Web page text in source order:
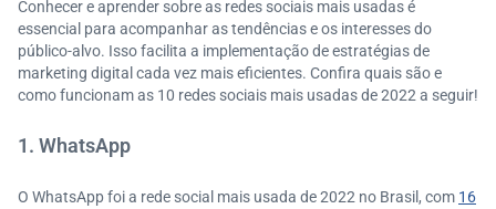
Conhecer e aprender sobre as redes sociais mais usadas é
essencial para acompanhar as tendências e os interesses do
público-alvo. Isso facilita a implementação de estratégias de
marketing digital cada vez mais eficientes. Confira quais são e
como funcionam as 10 redes sociais mais usadas de 2022 a seguir!
1. WhatsApp
O WhatsApp foi a rede social mais usada de 2022 no Brasil, com 16